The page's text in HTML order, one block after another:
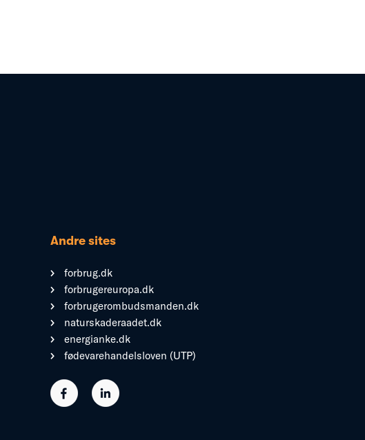
Andre sites
forbrug.dk
forbrugereuropa.dk
forbrugerombudsmanden.dk
naturskaderaadet.dk
energianke.dk
fødevarehandelsloven (UTP)